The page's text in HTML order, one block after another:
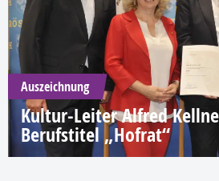
Auszeichnung
Kultur-Leiter Alfred
Berufstitel „Hofrat“